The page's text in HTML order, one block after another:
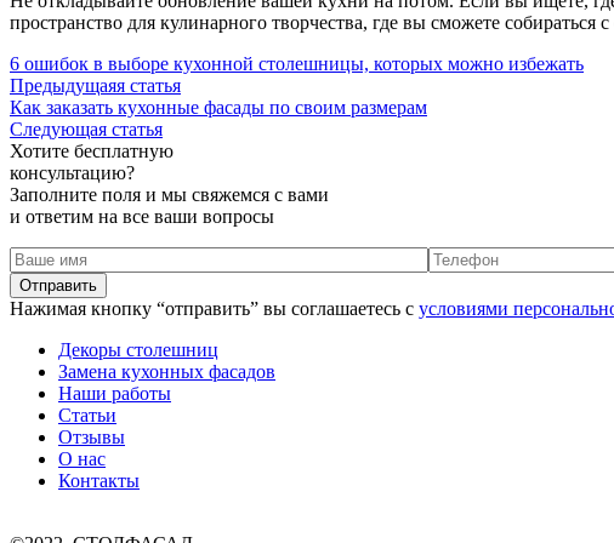
пространство для кулинарного творчества, где вы сможете
6 ошибок в выборе кухонной столешницы, которых можно избежать
Предыдущаяя статья
Как заказать кухонные фасады по своим размерам
Следующая статья
Хотите бесплатную
консультацию?
Заполните поля и мы свяжемся с вами
и ответим на все ваши вопросы
Нажимая кнопку “отправить” вы соглашаетесь с условиями
Декоры столешниц
Замена кухонных фасадов
Наши работы
Статьи
Отзывы
О нас
Контакты